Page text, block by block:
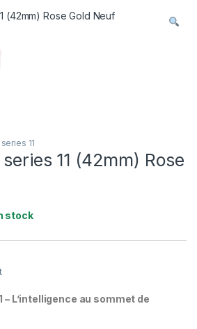
11
11 (42mm) Rose
stock
– L’intelligence au sommet de